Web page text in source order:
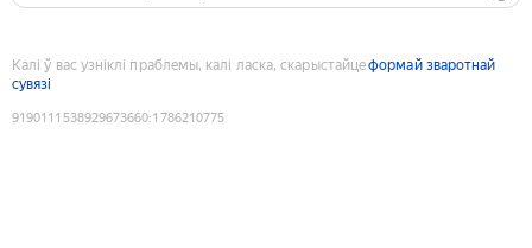
Калі ў вас узніклі праблемы, калі ласка, скарыстайцеформай зваротнай
сувязі
9190111538929673660:1786210775